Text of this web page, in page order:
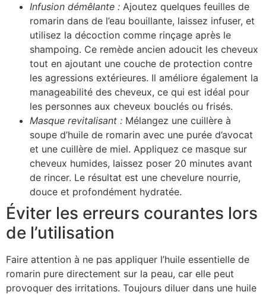
Infusion démêlante : Ajoutez quelques feuilles de
romarin dans de l’eau bouillante, laissez infuser, et
utilisez la décoction comme rinçage après le
shampoing. Ce remède ancien adoucit les cheveux
tout en ajoutant une couche de protection contre
les agressions extérieures. Il améliore également la
manageabilité des cheveux, ce qui est idéal pour
les personnes aux cheveux bouclés ou frisés.
Masque revitalisant : Mélangez une cuillère à
soupe d’huile de romarin avec une purée d’avocat
et une cuillère de miel. Appliquez ce masque sur
cheveux humides, laissez poser 20 minutes avant
de rincer. Le résultat est une chevelure nourrie,
douce et profondément hydratée.
Éviter les erreurs courantes lors
de l’utilisation
Faire attention à ne pas appliquer l’huile essentielle de
romarin pure directement sur la peau, car elle peut
provoquer des irritations. Toujours diluer dans une huile